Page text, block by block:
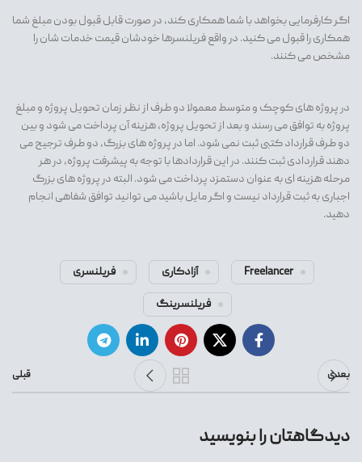
اگر کارفرمایی بخواهد با شما همکاری کند، در صورت قابل قبول بودن مبلغ شما
همکاری را قبول می کنید. در واقع فریلنسرها خودشان قیمت خدمات شان را
مشخص می کنند.
در پروژه های کوچک و متوسط معمولا دو طرف از نظر زمان تحویل پروژه و مبلغ
پروژه به توافق می رسند و بعد از تحویل پروژه، هزینه آن پرداخت می شود و بین
دو طرف قرارداد کتبی ثبت نمی شود. اما در پروژه های بزرگ، دو طرف ترجیح می
دهند قراردادی ثبت کنند. در این قراردادها با توجه به پیشرفت پروژه، در هر
مرحله هزینه ای به عنوان دستمزد پرداخت می شود. البته در پروژه های بزرگ
اجباری به ثبت قرارداد نیست و اگر مایل باشید می توانید توافق شفاهی انجام
دهید.
Freelancer آزادکاری
فریلنسری
فریلنسرینگ
بعدی قبلی
دیدگاهتان را بنویسید